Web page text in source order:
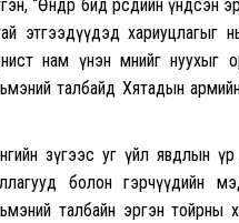
“Өнөөдөр бид өөрсдийн
этгээдүүдэд
нам үнэн мөнийг нуухыг
талбайд Хятадын
зүгээс уг үйл явдлын үр
болон гэрчүүдийн
талбайн эргэн тойрны